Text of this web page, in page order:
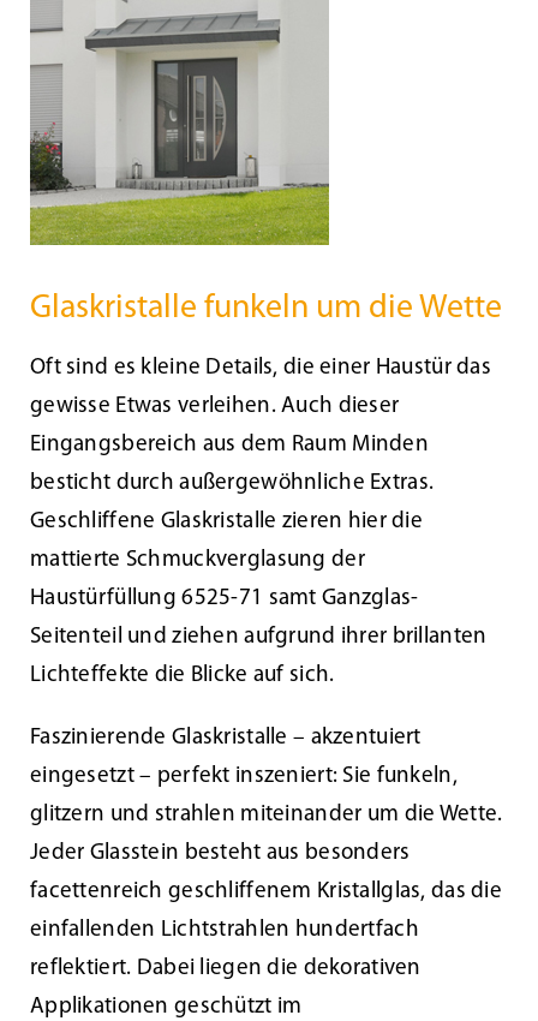
Beschattung
Fensterbänke
Shop
Unternehmen
Karriere
Nachhaltigkeit
Kundenservice
Infobereich
Kontakt
Lesezeichen
Glaskristalle funkeln um die Wette
Oft sind es kleine Details, die einer Haustür das
gewisse Etwas verleihen. Auch dieser
Eingangsbereich aus dem Raum Minden
besticht durch außergewöhnliche Extras.
Geschliffene Glaskristalle zieren hier die
mattierte Schmuckverglasung der
Haustürfüllung 6525-71 samt Ganzglas-
Seitenteil und ziehen aufgrund ihrer brillanten
Lichteffekte die Blicke auf sich.
Faszinierende Glaskristalle – akzentuiert
eingesetzt – perfekt inszeniert: Sie funkeln,
glitzern und strahlen miteinander um die Wette.
Jeder Glasstein besteht aus besonders
facettenreich geschliffenem Kristallglas, das die
einfallenden Lichtstrahlen hundertfach
reflektiert. Dabei liegen die dekorativen
Applikationen geschützt im